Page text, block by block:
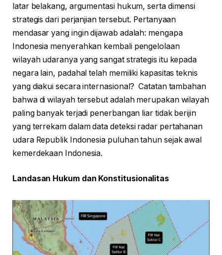
latar belakang, argumentasi hukum, serta dimensi
strategis dari perjanjian tersebut. Pertanyaan
mendasar yang ingin dijawab adalah: mengapa
Indonesia menyerahkan kembali pengelolaan
wilayah udaranya yang sangat strategis itu kepada
negara lain, padahal telah memiliki kapasitas teknis
yang diakui secara internasional? Catatan tambahan
bahwa di wilayah tersebut adalah merupakan wilayah
paling banyak terjadi penerbangan liar tidak berijin
yang terrekam dalam data deteksi radar pertahanan
udara Republik Indonesia puluhan tahun sejak awal
kemerdekaan Indonesia.
Landasan Hukum dan Konstitusionalitas